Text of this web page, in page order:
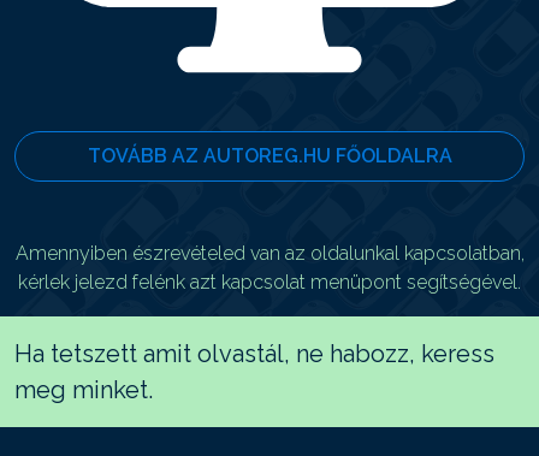
TOVÁBB AZ AUTOREG.HU FŐOLDALRA
Amennyiben észrevételed van az oldalunkal kapcsolatban,
kérlek jelezd felénk azt kapcsolat menüpont segítségével.
Ha tetszett amit olvastál, ne habozz, keress
meg minket.